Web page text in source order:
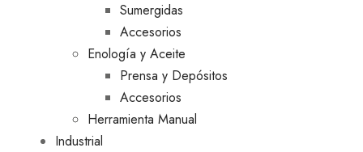
Sumergidas
Accesorios
Enología y Aceite
Prensa y Depósitos
Accesorios
Herramienta Manual
Industrial